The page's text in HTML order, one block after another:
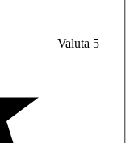
Valuta 5